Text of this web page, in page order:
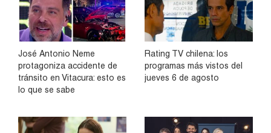
José Antonio Neme
protagoniza accidente de
tránsito en Vitacura: esto es
lo que se sabe
Rating TV chilena: los
programas más vistos del
jueves 6 de agosto